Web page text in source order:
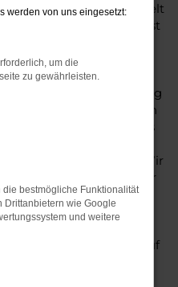
treffen, dann handelt
Die Rede ist
keinen einzigen
nahezu allen Fällen
stammt. Für Ihre
die VW Tageszulassung
steht einem Neuwagen
Unterscheidung? Das
und
für die Autohändler. Wir
Preis anbieten, den wir
wir mit einer VW
dass das betreffende
angeboten werden
bezieht sich allein auf
wurde noch
werden von uns eingesetzt:
um die
zu gewährleisten.
bestmögliche Funktionalität
Drittanbietern wie Google
und weitere